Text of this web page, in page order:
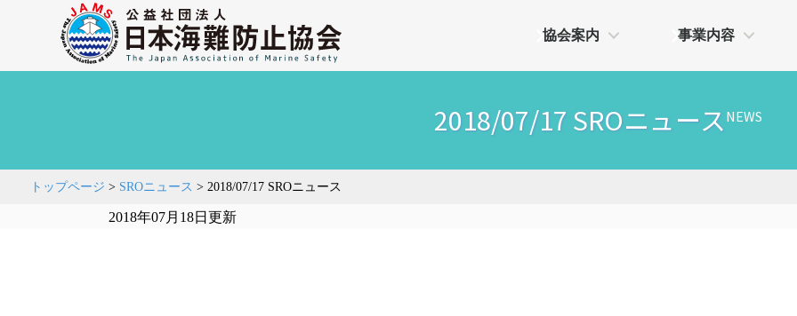
協会案内 事業内容
2018/07/17 SROニュースNEWS
トップページ > SROニュース > 2018/07/17 SROニュース
2018年07月18日更新